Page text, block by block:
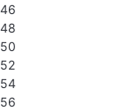
46
48
50
52
54
56